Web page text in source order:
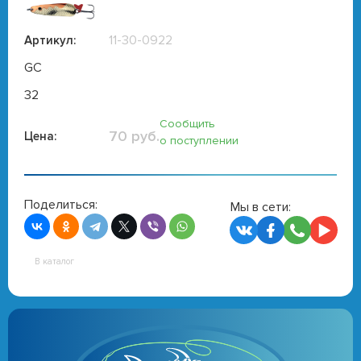
Артикул:
11-30-0922
GC
32
Цена: 70 руб.
Сообщить
о поступлении
Поделиться: Мы в сети:
В каталог